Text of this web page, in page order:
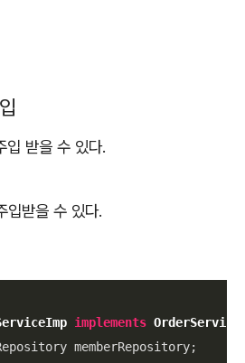
입 받을 수 있다.
입받을 수 있다.
implements OrderService
memberRepository;